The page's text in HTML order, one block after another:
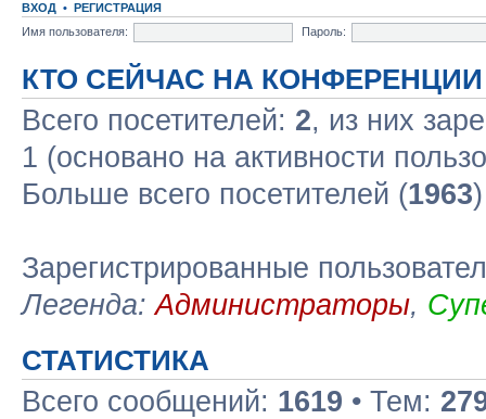
ВХОД • РЕГИСТРАЦИЯ
Имя пользователя:
Пароль:
КТО СЕЙЧАС НА КОНФЕРЕНЦИИ
Всего посетителей: 2, из них
1 (основано на активности
Больше всего посетителей (1963
Зарегистрированные
Легенда:Администраторы,
СТАТИСТИКА
Всего сообщений: 1619 • Тем: